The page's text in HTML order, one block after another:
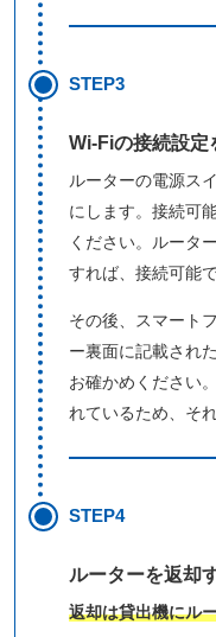
STEP3
Wi-Fiの接続設定
ルーターの電源ス
にします。接続可
ください。ルータ
すれば、接続可能で
その後、スマート
ー裏面に記載され
お確かめください
れているため、そ
STEP4
ルーターを返却
返却は貸出機にル